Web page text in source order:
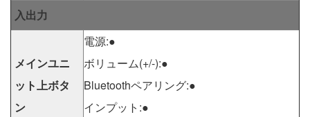
入出力
メインユニ
ット上ボタ
ン
電源:●
ボリューム(+/-):●
Bluetoothペアリング:●
インプット:●